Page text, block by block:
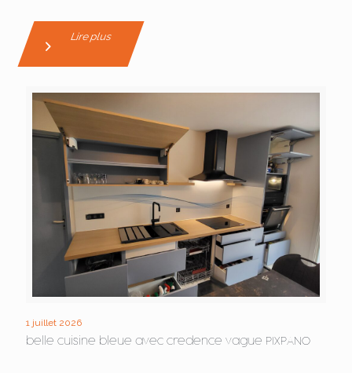
Lire plus
1 juillet 2026
belle cuisine bleue avec credence vague PIXPANO